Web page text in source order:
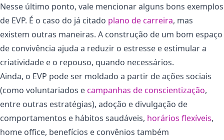
Nesse último ponto, vale mencionar alguns bons exemplos
de EVP. É o caso do já citado plano de carreira, mas
existem outras maneiras. A construção de um bom espaço
de convivência ajuda a reduzir o estresse e estimular a
criatividade e o repouso, quando necessários.
Ainda, o EVP pode ser moldado a partir de ações sociais
(como voluntariados ecampanhas de conscientização,
entre outras estratégias), adoção e divulgação de
comportamentos e hábitos saudáveis, horários flexíveis,
home office, benefícios e convênios também